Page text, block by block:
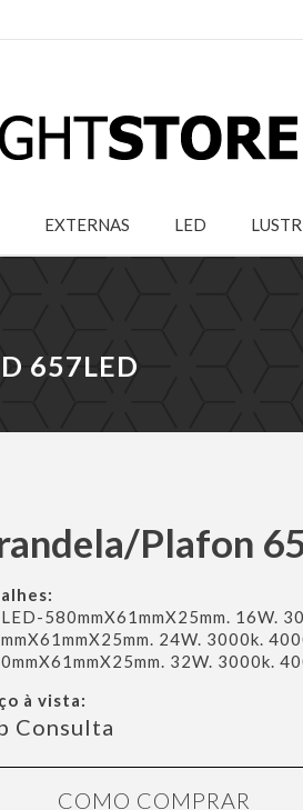
EXTERNAS LED
657LED
Plafon
580mmX61mmX25mm. 16W.
24W. 3000k.
32W. 3000k.
à vista:
Consulta
COMO COMPRAR